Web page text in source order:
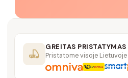
GREITAS PRISTATYMAS
Pristatome visoje